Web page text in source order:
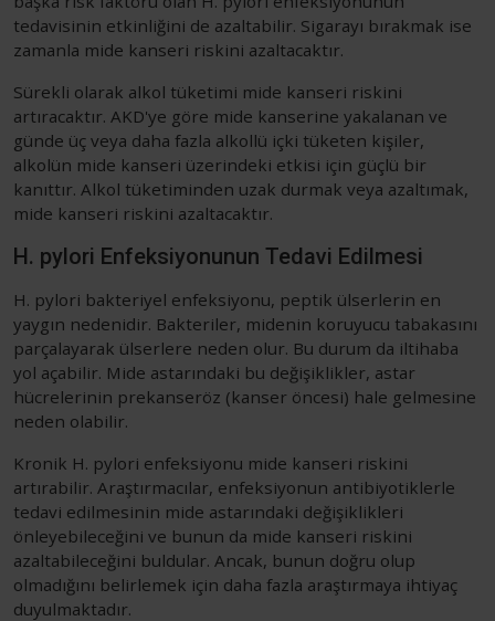
tedavisinin etkinliğini de azaltabilir. Sigarayı bırakmak ise
zamanla mide kanseri riskini azaltacaktır.
Sürekli olarak alkol tüketimi mide kanseri riskini
artıracaktır. AKD'ye göre mide kanserine yakalanan ve
günde üç veya daha fazla alkollü içki tüketen kişiler,
alkolün mide kanseri üzerindeki etkisi için güçlü bir
kanıttır. Alkol tüketiminden uzak durmak veya azaltımak,
mide kanseri riskini azaltacaktır.
H. pylori Enfeksiyonunun Tedavi Edilmesi
H. pylori bakteriyel enfeksiyonu, peptik ülserlerin en
yaygın nedenidir. Bakteriler, midenin koruyucu tabakasını
parçalayarak ülserlere neden olur. Bu durum da iltihaba
yol açabilir. Mide astarındaki bu değişiklikler, astar
hücrelerinin prekanseröz (kanser öncesi) hale gelmesine
neden olabilir.
Kronik H. pylori enfeksiyonu mide kanseri riskini
artırabilir. Araştırmacılar, enfeksiyonun antibiyotiklerle
tedavi edilmesinin mide astarındaki değişiklikleri
önleyebileceğini ve bunun da mide kanseri riskini
azaltabileceğini buldular. Ancak, bunun doğru olup
olmadığını belirlemek için daha fazla araştırmaya ihtiyaç
duyulmaktadır.